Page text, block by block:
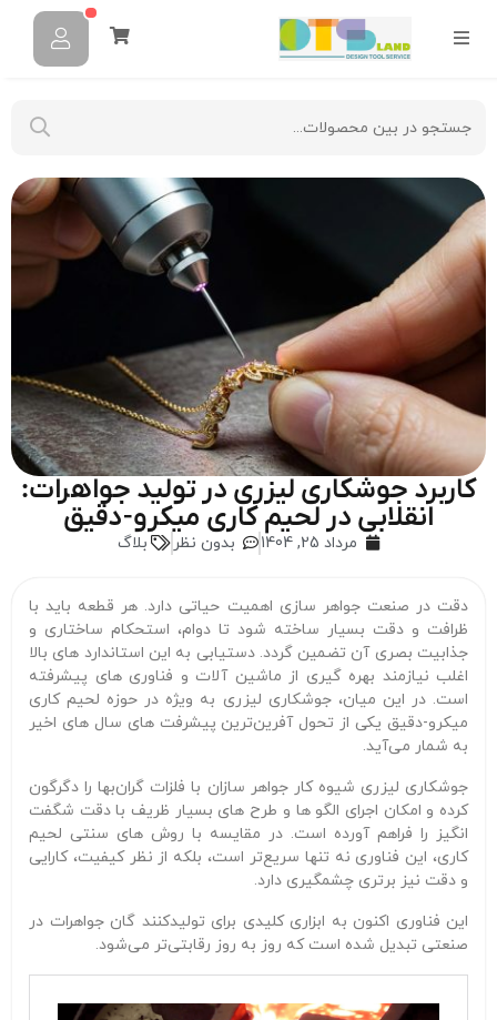
کاربرد جوشکاری لیزری در تولید جواهرات:
انقلابی در لحیم‌ کاری میکرو-دقیق
مرداد 25, 1404 بدون نظر بلاگ
دقت در صنعت جواهر سازی اهمیت حیاتی دارد. هر قطعه باید با
ظرافت و دقت بسیار ساخته شود تا دوام، استحکام ساختاری و
جذابیت بصری آن تضمین گردد. دستیابی به این استاندارد های بالا
اغلب نیازمند بهره‌ گیری از ماشین‌ آلات و فناوری‌ های پیشرفته
است. در این میان، جوشکاری لیزری به‌ ویژه در حوزه لحیم‌ کاری
میکرو-دقیق یکی از تحول‌ آفرین‌ترین پیشرفت‌ های سال‌ های اخیر
به شمار می‌آید.
جوشکاری لیزری شیوه کار جواهر سازان با فلزات گران‌بها را دگرگون
کرده و امکان اجرای الگو ها و طرح‌ های بسیار ظریف با دقت شگفت‌
انگیز را فراهم آورده است. در مقایسه با روش‌ های سنتی لحیم‌
کاری، این فناوری نه‌ تنها سریع‌تر است، بلکه از نظر کیفیت، کارایی
و دقت نیز برتری چشمگیری دارد.
این فناوری اکنون به ابزاری کلیدی برای تولیدکنند گان جواهرات در
صنعتی تبدیل شده است که روز به‌ روز رقابتی‌تر می‌شود.